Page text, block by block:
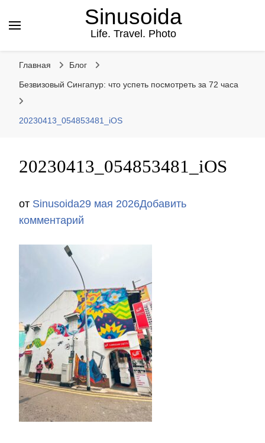
Sinusoida
Life. Travel. Photo
Главная Блог
Безвизовый Сингапур: что успеть посмотреть за 72 часа
20230413_054853481_iOS
20230413_054853481_iOS
от Sinusoida29 мая 2026Добавить
комментарий